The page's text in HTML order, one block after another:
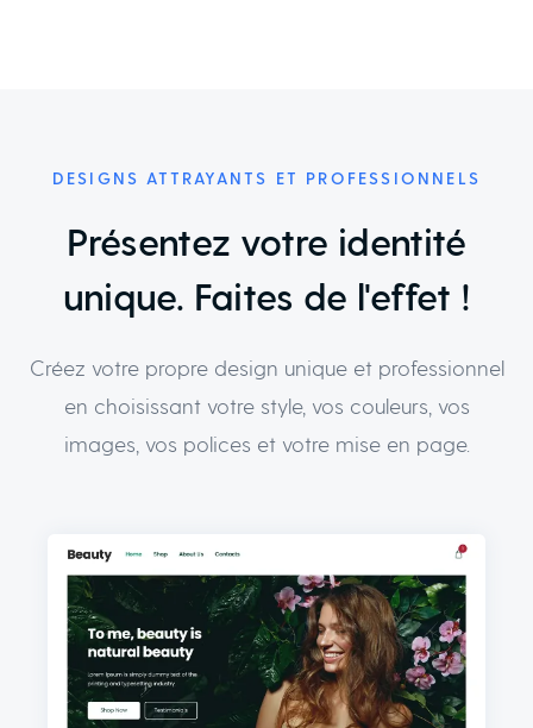
DESIGNS ATTRAYANTS ET PROFESSIONNELS
Présentez votre identité
unique. Faites de l'effet !
Créez votre propre design unique et professionnel
en choisissant votre style, vos couleurs, vos
images, vos polices et votre mise en page.